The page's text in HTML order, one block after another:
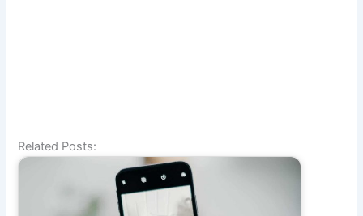
Related Posts: